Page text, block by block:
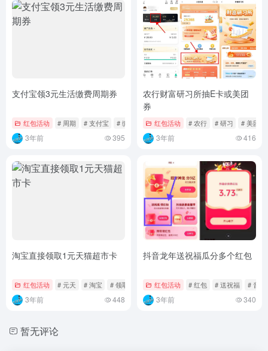
支付宝领3元生活缴费周期券
红包活动 # 周期 # 支付宝 # 缴费
3年前 395
农行财富研习所抽E卡或美团
券
红包活动 # 农行 # 研习 # 美团券
3年前 416
淘宝直接领取1元天猫超市卡
红包活动 # 元天 # 淘宝 # 领取
3年前 448
抖音龙年送祝福瓜分多个红包
红包活动 # 红包 # 送祝福 # 音龙
3年前 340
暂无评论